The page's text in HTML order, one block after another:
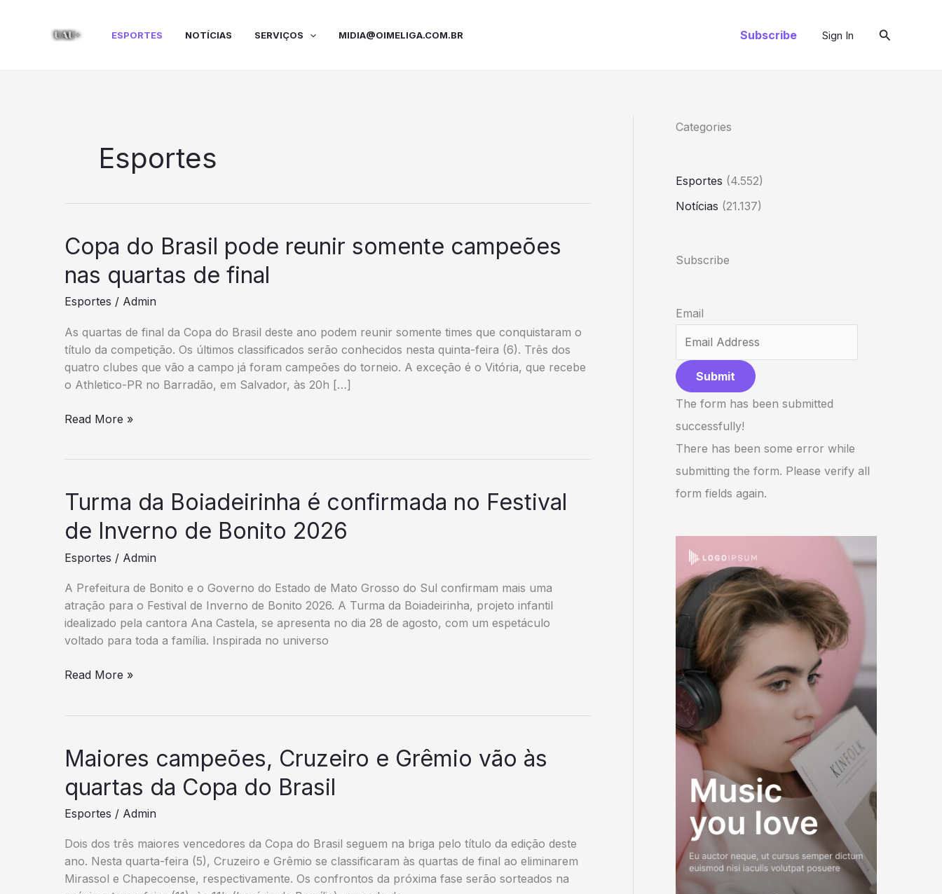
ESPORTES NOTÍCIAS SERVIÇOS MIDIA@OIMELIGA.COM.BR Subscribe Sign In Pesquisar
Esportes
Copa do Brasil pode reunir somente campeões
nas quartas de final
Esportes / Admin
As quartas de final da Copa do Brasil deste ano podem reunir somente times que conquistaram o
título da competição. Os últimos classificados serão conhecidos nesta quinta-feira (6). Três dos
quatro clubes que vão a campo já foram campeões do torneio. A exceção é o Vitória, que recebe
o Athletico-PR no Barradão, em Salvador, às 20h […]
Copa
somente
campeões
nas
quartas
final
Read More »
Turma da Boiadeirinha é confirmada no Festival
de Inverno de Bonito 2026
Esportes / Admin
A Prefeitura de Bonito e o Governo do Estado de Mato Grosso do Sul confirmam mais uma
atração para o Festival de Inverno de Bonito 2026. A Turma da Boiadeirinha, projeto infantil
idealizado pela cantora Ana Castela, se apresenta no dia 28 de agosto, com um espetáculo
voltado para toda a família. Inspirada no universo
Turma
no
de
Inverno
Bonito
2026
Read More »
Maiores campeões, Cruzeiro e Grêmio vão às
quartas da Copa do Brasil
Esportes / Admin
Dois dos três maiores vencedores da Copa do Brasil seguem na briga pelo título da edição deste
ano. Nesta quarta-feira (5), Cruzeiro e Grêmio se classificaram às quartas de final ao eliminarem
Mirassol e Chapecoense, respectivamente. Os confrontos da próxima fase serão sorteados na
Categories
Esportes (4.552)
Notícias (21.137)
Subscribe
Email
Submit
The form has been submitted
successfully!
There has been some error while
submitting the form. Please verify all
form fields again.